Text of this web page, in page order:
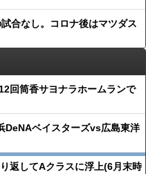
合なし。コロナ後はマツダス
回筒香サヨナラホームランで
DeNAベイスターズvs広島東洋
返してAクラスに浮上(6月末時